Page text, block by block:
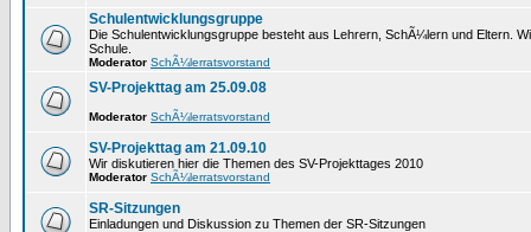
Schulentwicklungsgruppe
Die Schulentwicklungsgruppe besteht aus Lehrern, SchÃ¼lern und Eltern.
Schule.
Moderator SchÃ¼lerratsvorstand
SV-Projekttag am 25.09.08
Moderator SchÃ¼lerratsvorstand
SV-Projekttag am 21.09.10
Wir diskutieren hier die Themen des SV-Projekttages 2010
Moderator SchÃ¼lerratsvorstand
SR-Sitzungen
Einladungen und Diskussion zu Themen der SR-Sitzungen